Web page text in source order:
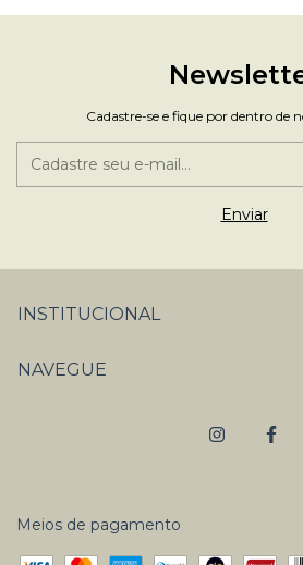
Cadastre-se e fique por dentro de
INSTITUCIONAL
NAVEGUE
Meios de pagamento